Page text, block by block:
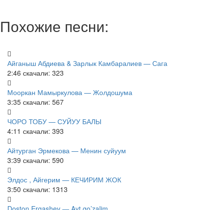
Похожие песни:
Айганыш Абдиева & Зарлык Камбаралиев — Сага
2:46 скачали: 323
Мооркан Мамыркулова — Жолдошума
3:35 скачали: 567
ЧОРО ТОБУ — СУЙУУ БАЛЫ
4:11 скачали: 393
Айтурган Эрмекова — Менин суйуум
3:39 скачали: 590
Элдос , Айгерим — КЕЧИРИМ ЖОК
3:50 скачали: 1313